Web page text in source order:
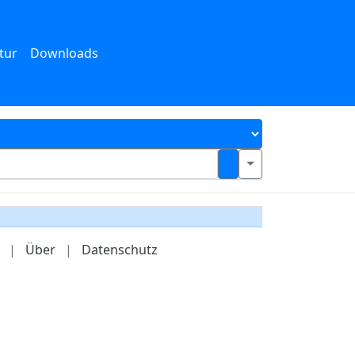
Downloads
| Über | Datenschutz